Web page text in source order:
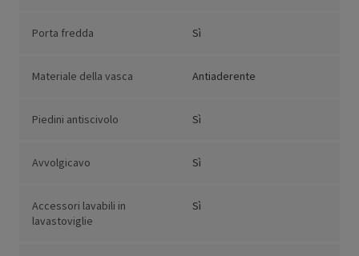
Porta fredda Sì
Materiale della vasca Antiaderente
Piedini antiscivolo Sì
Avvolgicavo Sì
Accessori lavabili in
lavastoviglie
Sì